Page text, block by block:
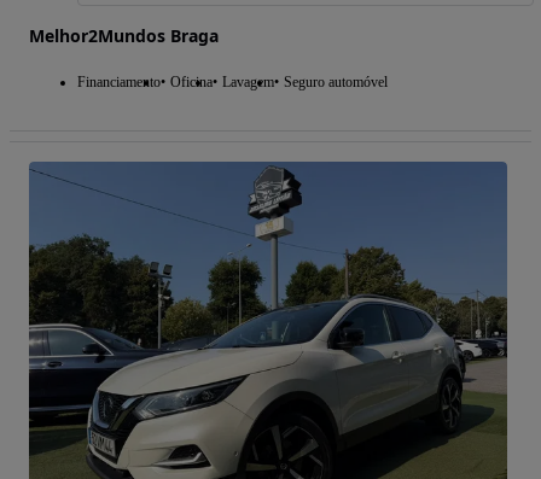
Melhor2Mundos Braga
Financiamento Oficina Lavagem Seguro automóvel